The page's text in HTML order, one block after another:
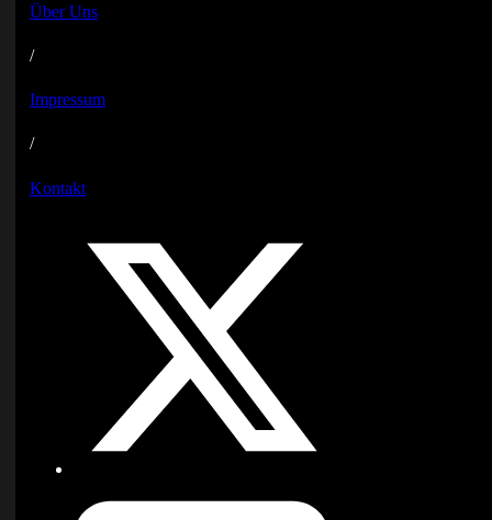
Über Uns
/
Impressum
/
Kontakt